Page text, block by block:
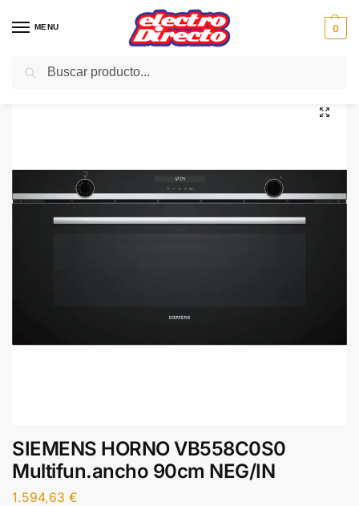
MENU 0
Inicio Gama blanca Hornos
SIEMENS HORNO VB558C0S0
Multifun.ancho 90cm NEG/IN
1.594,63 €